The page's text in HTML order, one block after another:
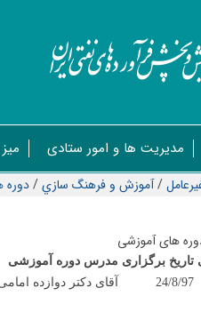
مدیریت ها و امور ستادی
/آموزش و فرهنگ سازي/دوره
های آموزشی
تاریخ برگزاری مدرس دوره آموزشی
24/8/97 آقای دکتر دوازده